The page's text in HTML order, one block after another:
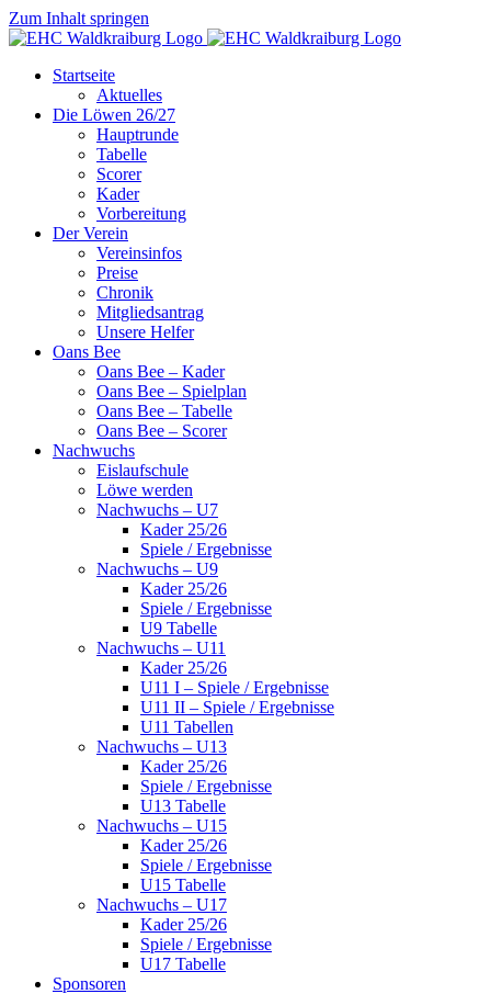
Zum Inhalt springen
Startseite
Aktuelles
Die Löwen 26/27
Hauptrunde
Tabelle
Scorer
Kader
Vorbereitung
Der Verein
Vereinsinfos
Preise
Chronik
Mitgliedsantrag
Unsere Helfer
Oans Bee
Oans Bee – Kader
Oans Bee – Spielplan
Oans Bee – Tabelle
Oans Bee – Scorer
Nachwuchs
Eislaufschule
Löwe werden
Nachwuchs – U7
Kader 25/26
Spiele / Ergebnisse
Nachwuchs – U9
Kader 25/26
Spiele / Ergebnisse
U9 Tabelle
Nachwuchs – U11
Kader 25/26
U11 I – Spiele / Ergebnisse
U11 II – Spiele / Ergebnisse
U11 Tabellen
Nachwuchs – U13
Kader 25/26
Spiele / Ergebnisse
U13 Tabelle
Nachwuchs – U15
Kader 25/26
Spiele / Ergebnisse
U15 Tabelle
Nachwuchs – U17
Kader 25/26
Spiele / Ergebnisse
U17 Tabelle
Sponsoren